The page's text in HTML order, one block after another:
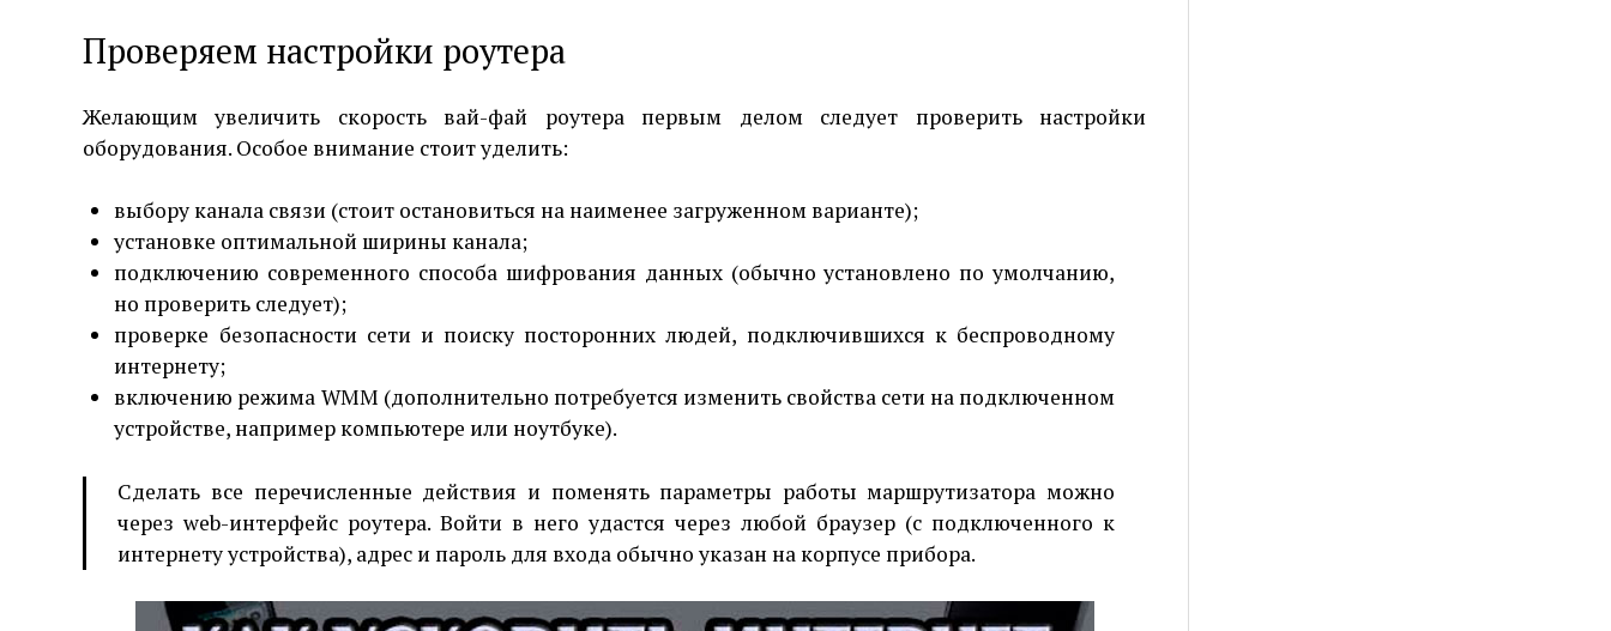
Проверяем настройки роутера
Желающим увеличить скорость вай-фай роутера первым делом следует проверить настройки
оборудования. Особое внимание стоит уделить:
выбору канала связи (стоит остановиться на наименее загруженном варианте);
установке оптимальной ширины канала;
подключению современного способа шифрования данных (обычно установлено по умолчанию,
но проверить следует);
проверке безопасности сети и поиску посторонних людей, подключившихся к беспроводному
интернету;
включению режима WMM (дополнительно потребуется изменить свойства сети на подключенном
устройстве, например компьютере или ноутбуке).
Сделать все перечисленные действия и поменять параметры работы маршрутизатора можно
через web-интерфейс роутера. Войти в него удастся через любой браузер (с подключенного к
интернету устройства), адрес и пароль для входа обычно указан на корпусе прибора.